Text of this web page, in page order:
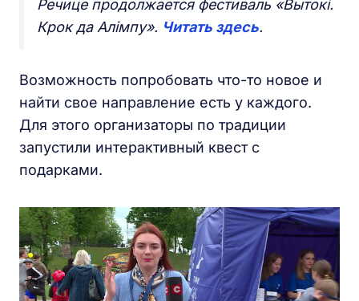
Речице продолжается фестиваль «Вытокі.
Крок да Алімпу». Читать здесь.
Возможность попробовать что-то новое и
найти свое направление есть у каждого.
Для этого организаторы по традиции
запустили интерактивный квест с
подарками.